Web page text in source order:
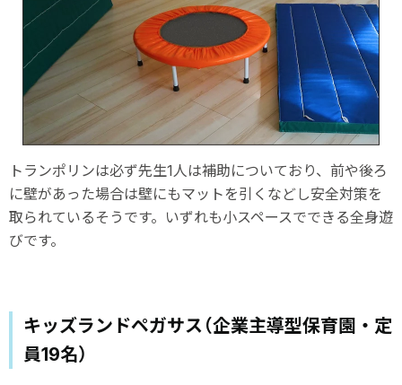
トランポリンは必ず先生1人は補助についており、前や後ろ
に壁があった場合は壁にもマットを引くなどし安全対策を
取られているそうです。いずれも小スペースでできる全身遊
びです。
キッズランドペガサス（企業主導型保育園・定
員19名）